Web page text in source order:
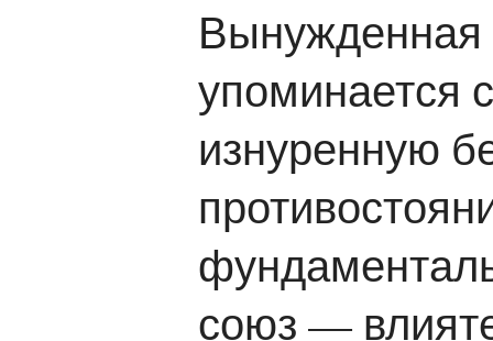
Вынужденная
упоминается
изнуренную
союз —